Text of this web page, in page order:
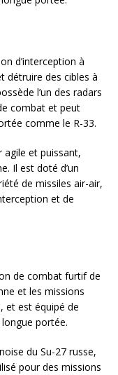
d’interception à
détruire des cibles à
l’un des radars
combat et peut
comme le R-33.
agile et puissant,
Il est doté d’un
de missiles air-air,
et de
de combat furtif de
et les missions
et est équipé de
portée.
du Su-27 russe,
pour des missions